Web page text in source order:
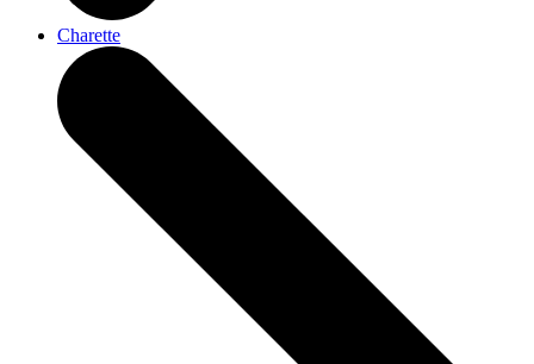
Charette